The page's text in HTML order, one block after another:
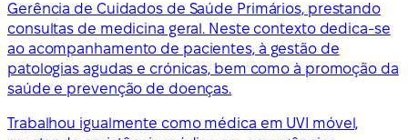
Gerência de Cuidados de Saúde Primários, prestando
consultas de medicina geral. Neste contexto dedica-se
ao acompanhamento de pacientes, à gestão de
patologias agudas e crónicas, bem como à promoção da
saúde e prevenção de doenças.
Trabalhou igualmente como médica em UVI móvel,